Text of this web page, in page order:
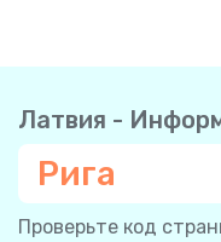
Латвия -
Рига
Проверьте код